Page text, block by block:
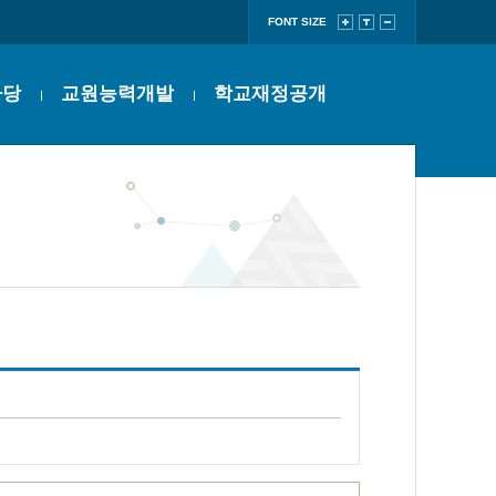
FONT SIZE
교원능력개발 학교재정공개